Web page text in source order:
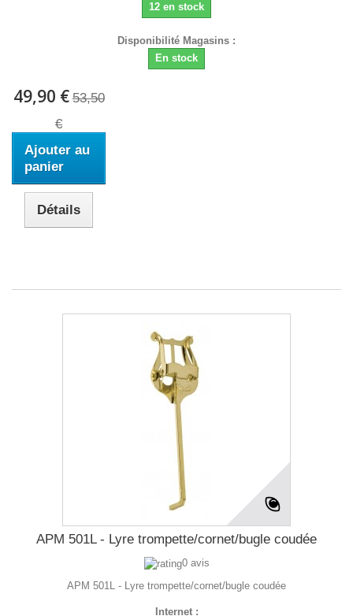
12 en stock
Disponibilité Magasins :
En stock
49,90 € 53,50
€
Ajouter au
panier
Détails
APM 501L - Lyre trompette/cornet/bugle coudée
0 avis
APM 501L - Lyre trompette/cornet/bugle coudée
Internet :